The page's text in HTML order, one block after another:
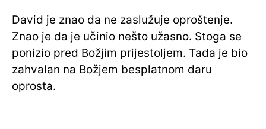
David je znao da ne zaslužuje oproštenje.
Znao je da je učinio nešto užasno. Stoga se
ponizio pred Božjim prijestoljem. Tada je bio
zahvalan na Božjem besplatnom daru
oprosta.